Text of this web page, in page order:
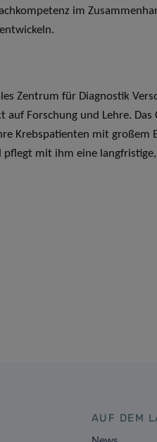
im
Zentrum für Diagnostik
Forschung und Lehre. Das
Krebspatienten mit großem
pflegt mit ihm eine
AUF DEM